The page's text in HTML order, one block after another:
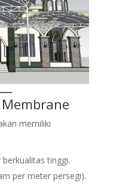
memiliki
tinggi.
per meter persegi).